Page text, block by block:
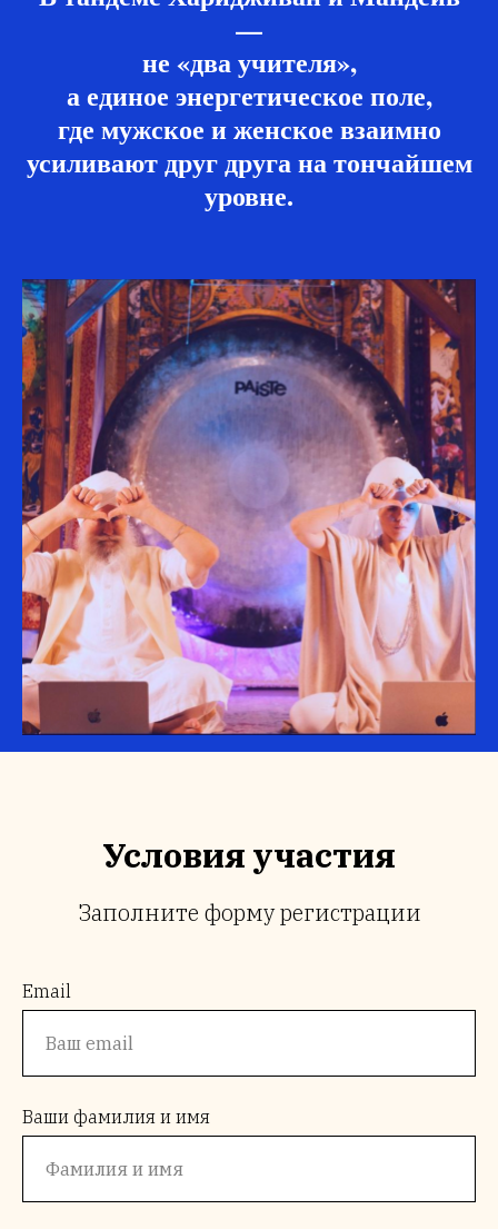
—
не «два учителя»,
а единое энергетическое поле,
где мужское и женское взаимно
усиливают друг друга на тончайшем
уровне.
Условия участия
Заполните форму регистрации
Email
Ваши фамилия и имя